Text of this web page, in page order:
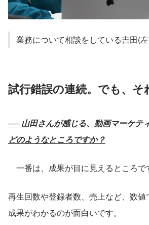
業務について相談をしている吉田(
試行錯誤の連続。でも、そ
── 山田さんが感じる、動画マーケテ
どのようなところですか？
一番は、成果が目に見えるところで
再生回数や登録者数、売上など、数
成果がわかるのが面白いです。